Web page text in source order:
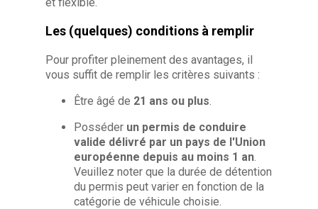
Les (quelques) conditions à remplir
Pour profiter pleinement des avantages, il
vous suffit de remplir les critères suivants :
Être âgé de 21 ans ou plus.
Posséder un permis de conduire
valide délivré par un pays de l'Union
européenne depuis au moins 1 an.
Veuillez noter que la durée de détention
du permis peut varier en fonction de la
catégorie de véhicule choisie.